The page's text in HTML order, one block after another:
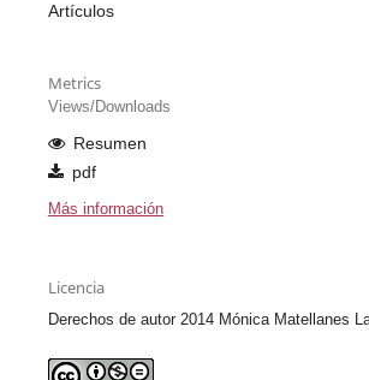
Artículos
Metrics
Views/Downloads
Resumen
pdf
Más información
Licencia
Derechos de autor 2014 Mónica Matellanes